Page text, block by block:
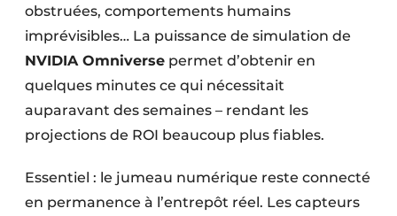
obstruées, comportements humains
imprévisibles… La puissance de simulation de
NVIDIA Omniverse permet d’obtenir en
quelques minutes ce qui nécessitait
auparavant des semaines – rendant les
projections de ROI beaucoup plus fiables.
Essentiel : le jumeau numérique reste connecté
en permanence à l’entrepôt réel. Les capteurs